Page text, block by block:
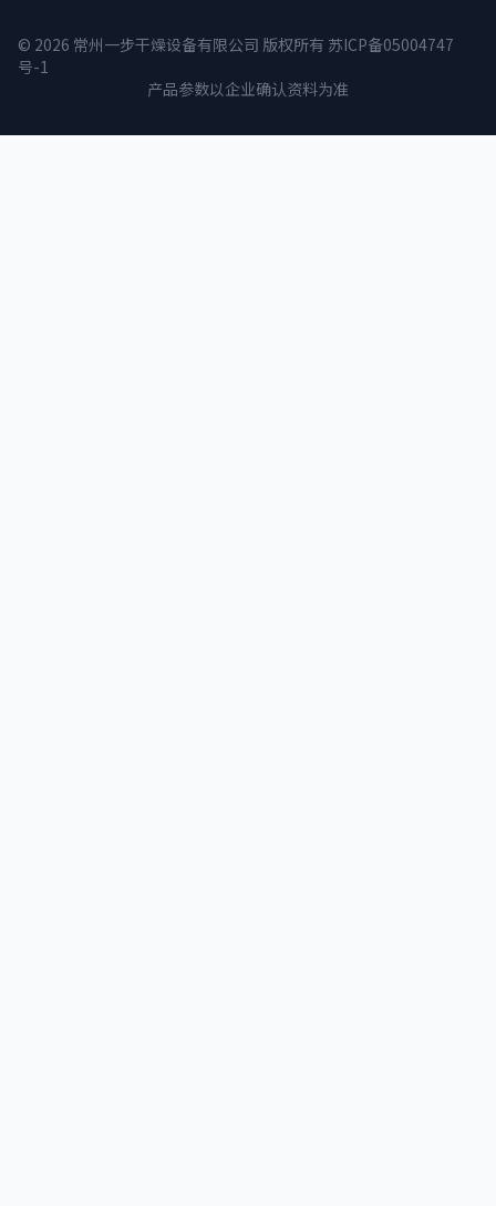
© 2026 常州一步干燥设备有限公司 版权所有 苏ICP备05004747
号-1
产品参数以企业确认资料为准